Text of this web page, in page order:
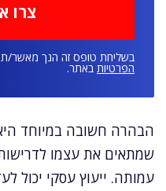
בשליחת טופס זה הנך מאשר/
הפרטיות באתר.
הבהרה חשובה במיוחד
שמתאים את עצמו
עמותה. ייעוץ עסקי יכול